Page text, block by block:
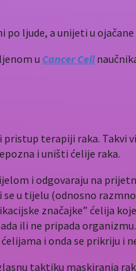
po ljude, a unijeti u
u Cancer Cell
terapiji raka. Takvi
i uništi ćelije raka.
i odgovaraju na
u tijelu (odnosno
značajke” ćelija
ili ne pripada
i onda se prikriju
taktiku maskiranja